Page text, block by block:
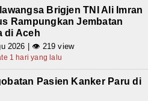
Brigjen TNI Ali Imran
Rampungkan Jembatan
di Aceh
2026 | 👁 219 view
1 hari yang lalu
Pasien Kanker Paru di